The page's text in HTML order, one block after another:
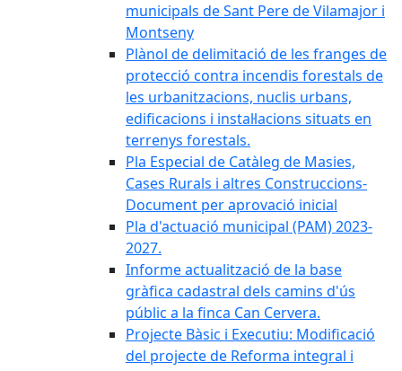
municipals de Sant Pere de Vilamajor i
Montseny
Plànol de delimitació de les franges de
protecció contra incendis forestals de
les urbanitzacions, nuclis urbans,
edificacions i instal·lacions situats en
terrenys forestals.
Pla Especial de Catàleg de Masies,
Cases Rurals i altres Construccions-
Document per aprovació inicial
Pla d'actuació municipal (PAM) 2023-
2027.
Informe actualització de la base
gràfica cadastral dels camins d'ús
públic a la finca Can Cervera.
Projecte Bàsic i Executiu: Modificació
del projecte de Reforma integral i